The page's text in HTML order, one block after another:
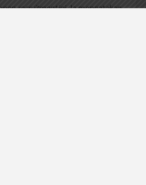
recruitmentini. Ia mengatakan